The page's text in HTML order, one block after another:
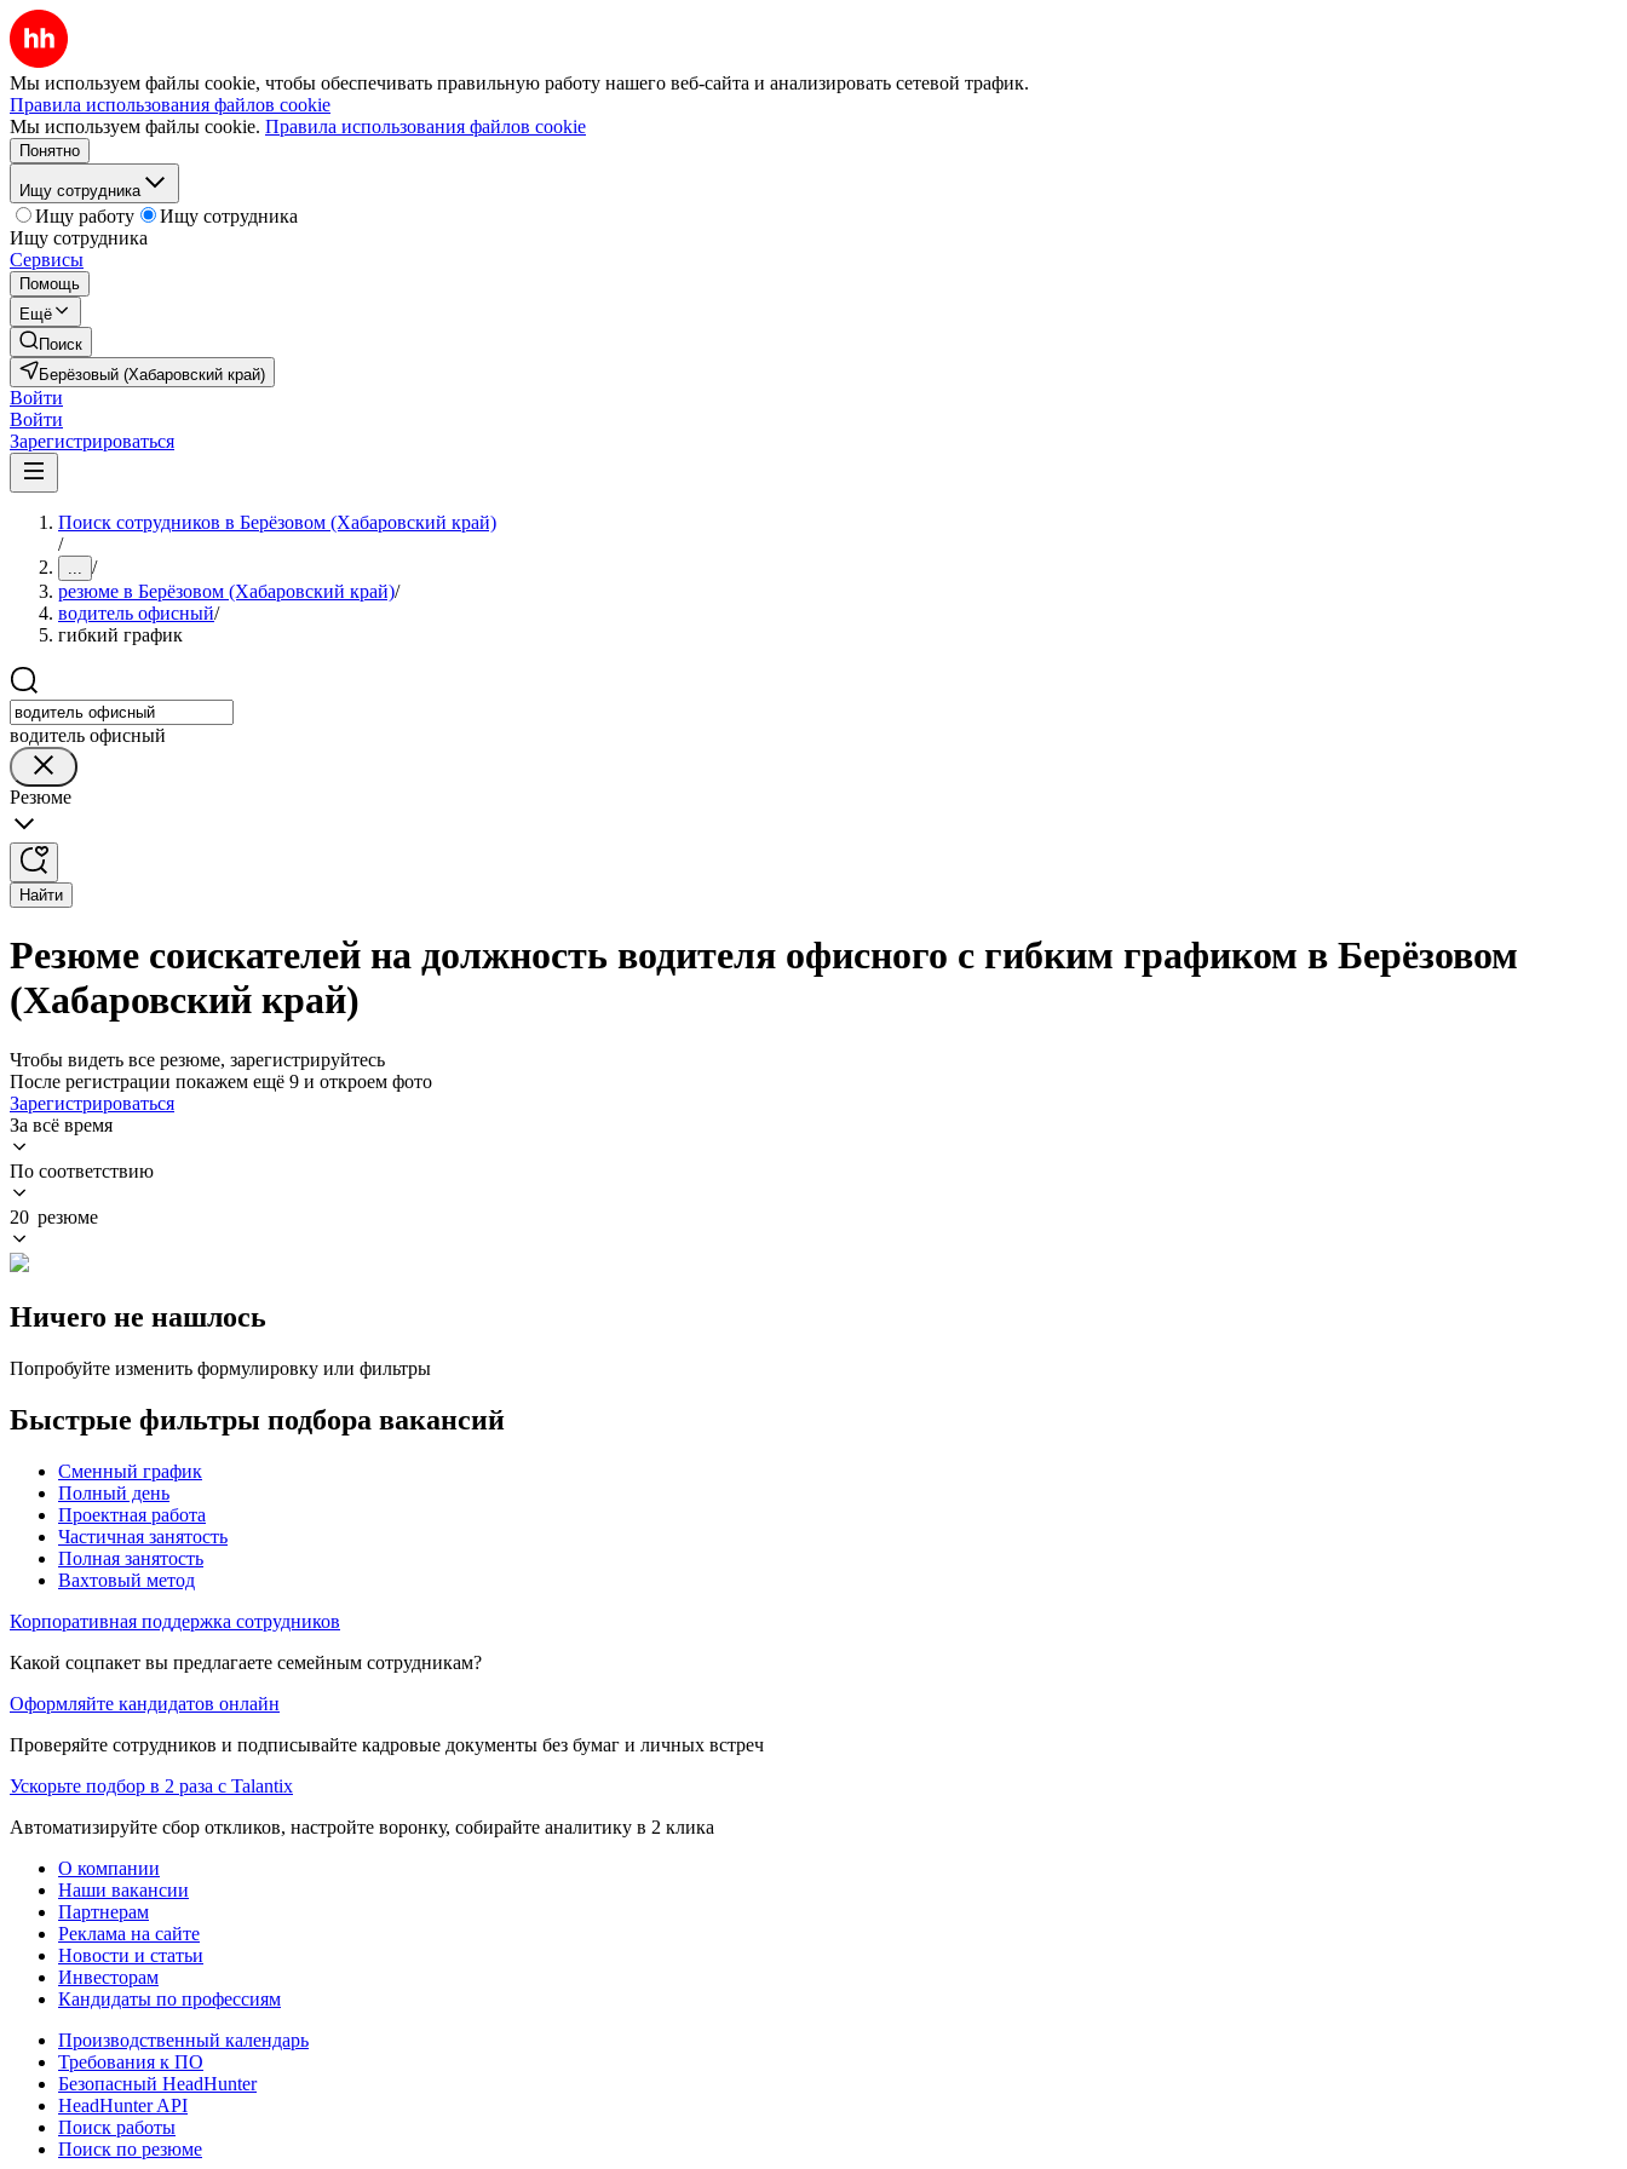
Мы используем файлы cookie, чтобы обеспечивать правильную работу нашего веб-сайта и анализировать сетевой трафик.
Правила использования файлов cookie
Мы используем файлы cookie. Правила использования файлов cookie
Понятно
Ищу сотрудника
Ищу работу
Ищу сотрудника
Ищу сотрудника
Сервисы
Помощь
Ещё
Поиск
Берёзовый (Хабаровский край)
Войти
Войти
Зарегистрироваться
Поиск сотрудников в Берёзовом (Хабаровский край)
/
... /
резюме в Берёзовом (Хабаровский край)/
водитель офисный/
гибкий график
водитель офисный
Резюме
Найти
Резюме соискателей на должность водителя офисного с гибким графиком в Берёзовом
(Хабаровский край)
Чтобы видеть все резюме, зарегистрируйтесь
После регистрации покажем ещё 9 и откроем фото
Зарегистрироваться
За всё время
По соответствию
20 резюме
Ничего не нашлось
Попробуйте изменить формулировку или фильтры
Быстрые фильтры подбора вакансий
Сменный график
Полный день
Проектная работа
Частичная занятость
Полная занятость
Вахтовый метод
Корпоративная поддержка сотрудников
Какой соцпакет вы предлагаете семейным сотрудникам?
Оформляйте кандидатов онлайн
Проверяйте сотрудников и подписывайте кадровые документы без бумаг и личных встреч
Ускорьте подбор в 2 раза с Talantix
Автоматизируйте сбор откликов, настройте воронку, собирайте аналитику в 2 клика
О компании
Наши вакансии
Партнерам
Реклама на сайте
Новости и статьи
Инвесторам
Кандидаты по профессиям
Производственный календарь
Требования к ПО
Безопасный HeadHunter
HeadHunter API
Поиск работы
Поиск по резюме